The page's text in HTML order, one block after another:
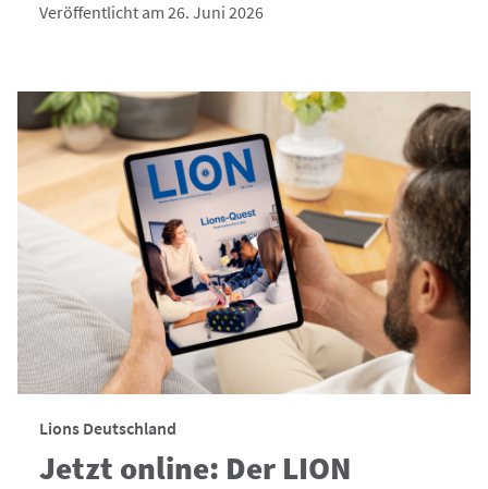
Veröffentlicht am 26. Juni 2026
Lions Deutschland
Jetzt online: Der LION